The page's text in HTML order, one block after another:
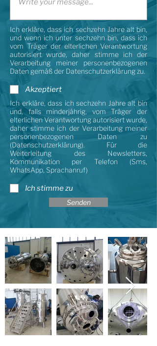
Ich erkläre, dass ich sechzehn Jahre alt bin,
und wenn ich unter sechzehn bin, dass ich
vom Träger der elterlichen Verantwortung
autorisiert wurde, daher stimme ich der
Verarbeitung meiner personenbezogenen
Daten gemäß der Datenschutzerklärung zu.
Akzeptiert
Ich erkläre, dass ich sechzehn Jahre alt bin
und, falls minderjährig, vom Träger der
elterlichen Verantwortung autorisiert wurde,
daher stimme ich der Verarbeitung meiner
personenbezogenen Daten zu
(Datenschutzerklärung). Für die
Weiterleitung des Newsletters,
Kommunikation per Telefon (Sms,
WhatsApp, Sprachanruf)
Ich stimme zu
Senden